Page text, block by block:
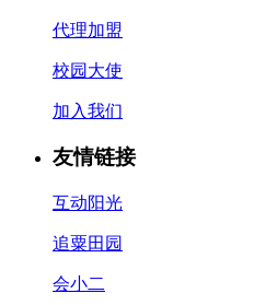
代理加盟
校园大使
加入我们
友情链接
互动阳光
追粟田园
会小二